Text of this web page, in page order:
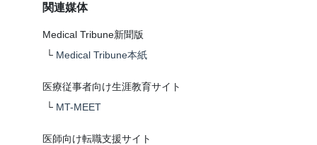
関連媒体
Medical Tribune新聞版
└ Medical Tribune本紙
医療従事者向け生涯教育サイト
└ MT-MEET
医師向け転職支援サイト